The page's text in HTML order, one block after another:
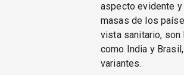
aspecto evidente
masas de los
vista sanitario, son
como India y
variantes.